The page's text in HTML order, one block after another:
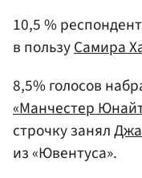
10,5 %
в пользуСамира
8,5% голосов
«Манчестер
строчку занял
из «Ювентуса».